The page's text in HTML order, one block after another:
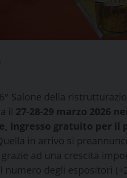
Salone della
il 27-28-29 marzo 2026
ingresso gratuito per
in arrivo si
grazie ad una crescita
numero degli espositori